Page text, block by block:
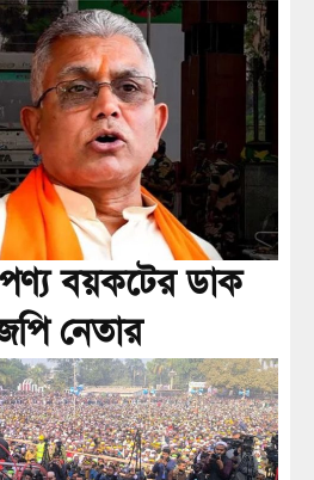
পণ্য বয়কটের ডাক
নেতার